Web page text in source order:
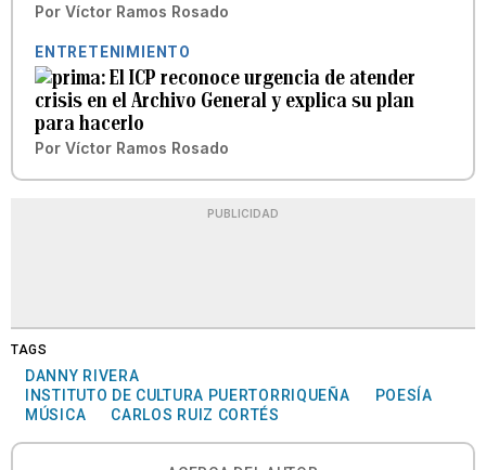
Por Víctor Ramos Rosado
ENTRETENIMIENTO
El ICP reconoce urgencia de atender
crisis en el Archivo General y explica su plan
para hacerlo
Por Víctor Ramos Rosado
PUBLICIDAD
TAGS
DANNY RIVERA
INSTITUTO DE CULTURA PUERTORRIQUEÑA
POESÍA
MÚSICA
CARLOS RUIZ CORTÉS